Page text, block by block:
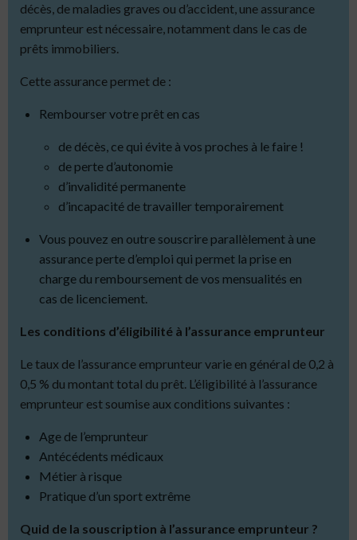
décès, de maladies graves ou d’accident, une assurance
emprunteur est nécessaire, notamment dans le cas de
prêts immobiliers.
Cette assurance permet de :
Rembourser votre prêt en cas
de décès, ce qui évite à vos proches à le faire !
de perte d’autonomie
d’invalidité permanente
d’incapacité de travailler temporairement
Vous pouvez en outre souscrire parallèlement à une
assurance perte d’emploi qui permet la prise en
charge du remboursement de vos mensualités en
cas de licenciement.
Les conditions d’éligibilité à l’assurance emprunteur
Le taux de l’assurance emprunteur varie en général de 0,2 à
0,5 % du montant total du prêt. L’éligibilité à l’assurance
emprunteur est soumise aux conditions suivantes :
Age de l’emprunteur
Antécédents médicaux
Métier à risque
Pratique d’un sport extrême
Quid de la souscription à l’assurance emprunteur ?